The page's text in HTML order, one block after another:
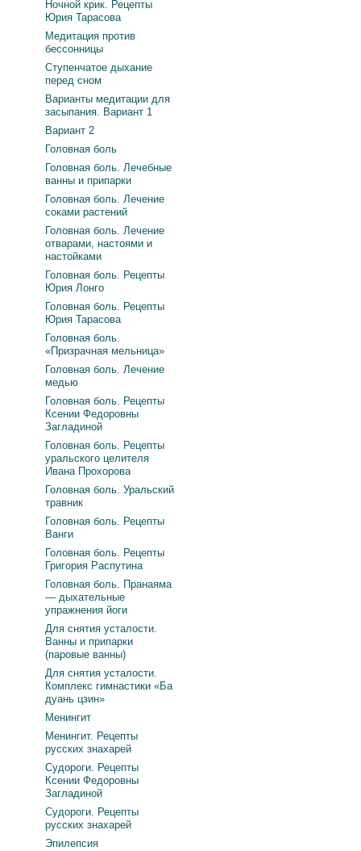
Ночной крик. Рецепты
Юрия Тарасова
Медитация против
бессонницы
Ступенчатое дыхание
перед сном
Варианты медитации для
засыпания. Вариант 1
Вариант 2
Головная боль
Головная боль. Лечебные
ванны и припарки
Головная боль. Лечение
соками растений
Головная боль. Лечение
отварами, настоями и
настойками
Головная боль. Рецепты
Юрия Лонго
Головная боль. Рецепты
Юрия Тарасова
Головная боль.
«Призрачная мельница»
Головная боль. Лечение
медью
Головная боль. Рецепты
Ксении Федоровны
Загладиной
Головная боль. Рецепты
уральского целителя
Ивана Прохорова
Головная боль. Уральский
травник
Головная боль. Рецепты
Ванги
Головная боль. Рецепты
Григория Распутина
Головная боль. Пранаяма
— дыхательные
упражнения йоги
Для снятия усталости.
Ванны и припарки
(паровые ванны)
Для снятия усталости.
Комплекс гимнастики «Ба
дуань цзин»
Менингит
Менингит. Рецепты
русских знахарей
Судороги. Рецепты
Ксении Федоровны
Загладиной
Судороги. Рецепты
русских знахарей
Эпилепсия